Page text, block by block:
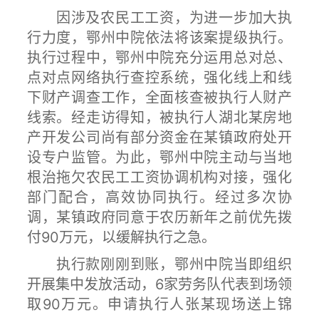
因涉及农民工工资，为进一步加大执
行力度，鄂州中院依法将该案提级执行。
执行过程中，鄂州中院充分运用总对总、
点对点网络执行查控系统，强化线上和线
下财产调查工作，全面核查被执行人财产
线索。经走访得知，被执行人湖北某房地
产开发公司尚有部分资金在某镇政府处开
设专户监管。为此，鄂州中院主动与当地
根治拖欠农民工工资协调机构对接，强化
部门配合，高效协同执行。经过多次协
调，某镇政府同意于农历新年之前优先拨
付90万元，以缓解执行之急。
执行款刚刚到账，鄂州中院当即组织
开展集中发放活动，6家劳务队代表到场领
取90万元。申请执行人张某现场送上锦